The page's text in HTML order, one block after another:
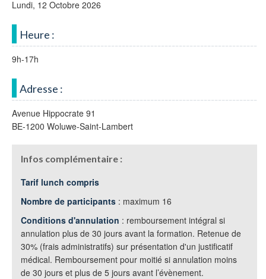
Lundi, 12 Octobre 2026
Heure :
9h-17h
Adresse :
Avenue Hippocrate 91
BE-1200 Woluwe-Saint-Lambert
Infos complémentaire :
Tarif lunch compris
Nombre de participants : maximum 16
Conditions d'annulation : remboursement intégral si
annulation plus de 30 jours avant la formation. Retenue de
30% (frais administratifs) sur présentation d'un justificatif
médical. Remboursement pour moitié si annulation moins
de 30 jours et plus de 5 jours avant l’évènement.